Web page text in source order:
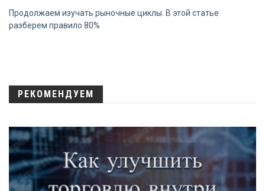
Продолжаем изучать рыночные циклы. В этой статье
разберем правило 80%
РЕКОМЕНДУЕМ